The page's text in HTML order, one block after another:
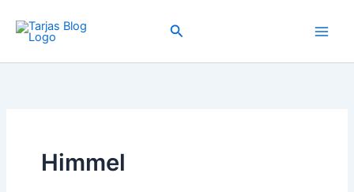
Inhalt
springen
Suchen
Himmel